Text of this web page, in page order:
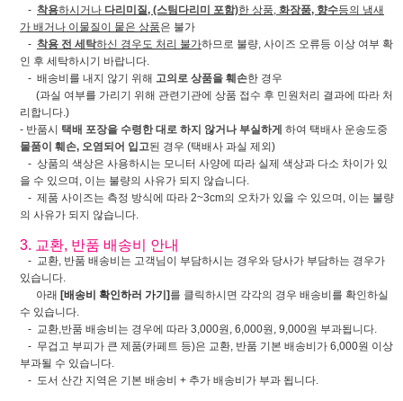
- 착용하시거나 다리미질, (스팀다리미 포함)한 상품, 화장품, 향수등의 냄새
가 배거나 이물질이 뭍은 상품은 불가
- 착용 전 세탁하신 경우도 처리 불가하므로 불량, 사이즈 오류등 이상 여부 확
인 후 세탁하시기 바랍니다.
- 배송비를 내지 않기 위해 고의로 상품을 훼손한 경우
(과실 여부를 가리기 위해 관련기관에 상품 접수 후 민원처리 결과에 따라 처
리합니다.)
- 반품시 택배 포장을 수령한 대로 하지 않거나 부실하게 하여 택배사 운송도중
물품이 훼손, 오염되어 입고된 경우 (택배사 과실 제외)
- 상품의 색상은 사용하시는 모니터 사양에 따라 실제 색상과 다소 차이가 있
을 수 있으며, 이는 불량의 사유가 되지 않습니다.
- 제품 사이즈는 측정 방식에 따라 2~3cm의 오차가 있을 수 있으며, 이는 불량
의 사유가 되지 않습니다.
3. 교환, 반품 배송비 안내
- 교환, 반품 배송비는 고객님이 부담하시는 경우와 당사가 부담하는 경우가
있습니다.
아래 [배송비 확인하러 가기]를 클릭하시면 각각의 경우 배송비를 확인하실
수 있습니다.
- 교환,반품 배송비는 경우에 따라 3,000원, 6,000원, 9,000원 부과됩니다.
- 무겁고 부피가 큰 제품(카페트 등)은 교환, 반품 기본 배송비가 6,000원 이상
부과될 수 있습니다.
- 도서 산간 지역은 기본 배송비 + 추가 배송비가 부과 됩니다.